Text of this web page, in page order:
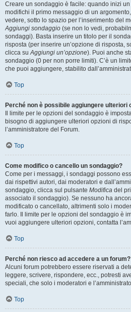
Creare un sondaggio è facile: quando inizi
modifichi il primo messaggio di un
vedere, sotto lo spazio per l’inserimento del
Aggiungi sondaggio (se non lo vedi,
sondaggi). Basta inserire un titolo per il
risposta (per inserire un’opzione di risposta,
clicca suAggiungi un’opzione). Puoi anche
sondaggio (0 per non porre limiti). C’è un
che puoi aggiungere, stabilito
Top
Perché non è possibile aggiungere ulteriori
Il limite per le opzioni del sondaggio è
bisogno di aggiungere ulteriori opzioni di
l’amministratore del Forum.
Top
Come modifico o cancello un sondaggio?
Come per i messaggi, i sondaggi possono
dai rispettivi autori, dai moderatori e
sondaggio, clicca sul pulsante Modifica del
associato il sondaggio). Se nessuno ha
modificato o cancellato, altrimenti solo i
farlo. Il limite per le opzioni del sondaggio è
vuoi aggiungere ulteriori opzioni, contatta
Top
Perché non riesco ad accedere a un forum?
Alcuni forum potrebbero essere riservati a
leggere, scrivere, rispondere, ecc., potresti
speciali, che solo i moderatori e
Top